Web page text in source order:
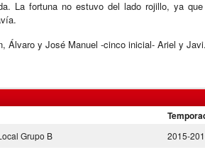
La fortuna no estuvo del lado rojillo, ya
Álvaro y José Manuel -cinco inicial- Ariel y Javi.
Grupo B 2015-